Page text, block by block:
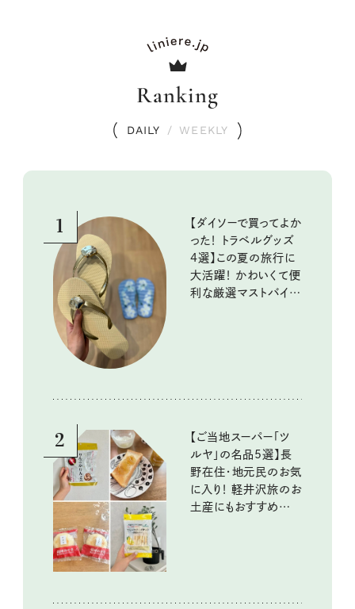
Ranking
DAILY / WEEKLY
1
【ダイソーで買ってよか
った！ トラベルグッズ
4選】この夏の旅行に
大活躍！ かわいくて便
利な厳選マストバイア
2
【ご当地スーパー「ツ
ルヤ」の名品5選】長
野在住・地元民のお気
に入り！ 軽井沢旅のお
土産にもおすすめのお